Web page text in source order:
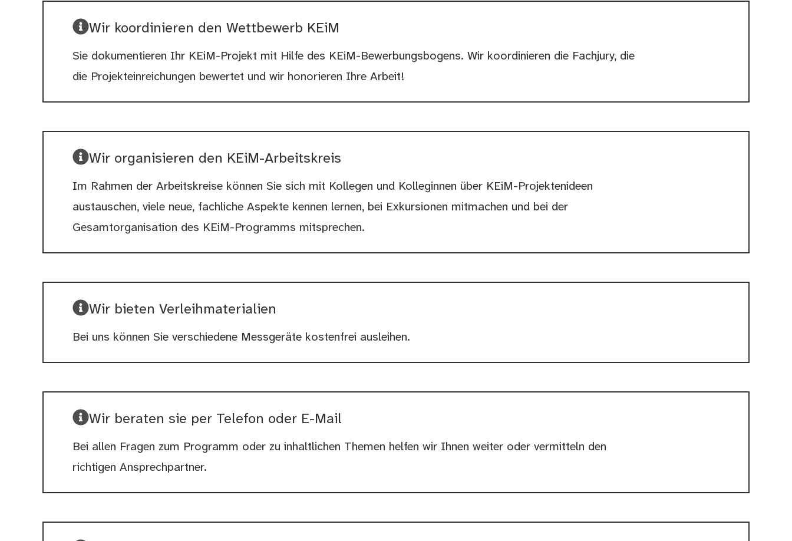
Wir koordinieren den Wettbewerb KEiM
Sie dokumentieren Ihr KEiM-Projekt mit Hilfe des KEiM-Bewerbungsbogens. Wir koordinieren die Fachjury, die
die Projekteinreichungen bewertet und wir honorieren Ihre Arbeit!
Wir organisieren den KEiM-Arbeitskreis
Im Rahmen der Arbeitskreise können Sie sich mit Kollegen und Kolleginnen über KEiM-Projektenideen
austauschen, viele neue, fachliche Aspekte kennen lernen, bei Exkursionen mitmachen und bei der
Gesamtorganisation des KEiM-Programms mitsprechen.
Wir bieten Verleihmaterialien
Bei uns können Sie verschiedene Messgeräte kostenfrei ausleihen.
Wir beraten sie per Telefon oder E-Mail
Bei allen Fragen zum Programm oder zu inhaltlichen Themen helfen wir Ihnen weiter oder vermitteln den
richtigen Ansprechpartner.